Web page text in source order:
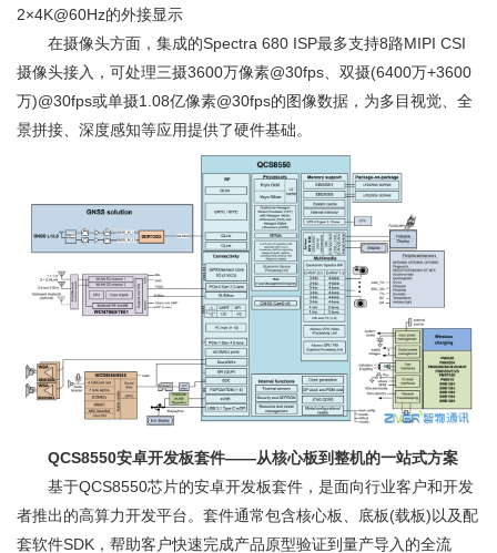
2×4K@60Hz的外接显示
在摄像头方面，集成的Spectra 680 ISP最多支持8路MIPI CSI
摄像头接入，可处理三摄3600万像素@30fps、双摄(6400万+3600
万)@30fps或单摄1.08亿像素@30fps的图像数据，为多目视觉、全
景拼接、深度感知等应用提供了硬件基础。
QCS8550安卓开发板套件——从核心板到整机的一站式方案
基于QCS8550芯片的安卓开发板套件，是面向行业客户和开发
者推出的高算力开发平台。套件通常包含核心板、底板(载板)以及配
套软件SDK，帮助客户快速完成产品原型验证到量产导入的全流